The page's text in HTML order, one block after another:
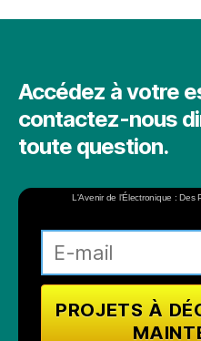
Accédez à votre
contactez-nous
toute question.
L'Avenir de l'Électronique : Des